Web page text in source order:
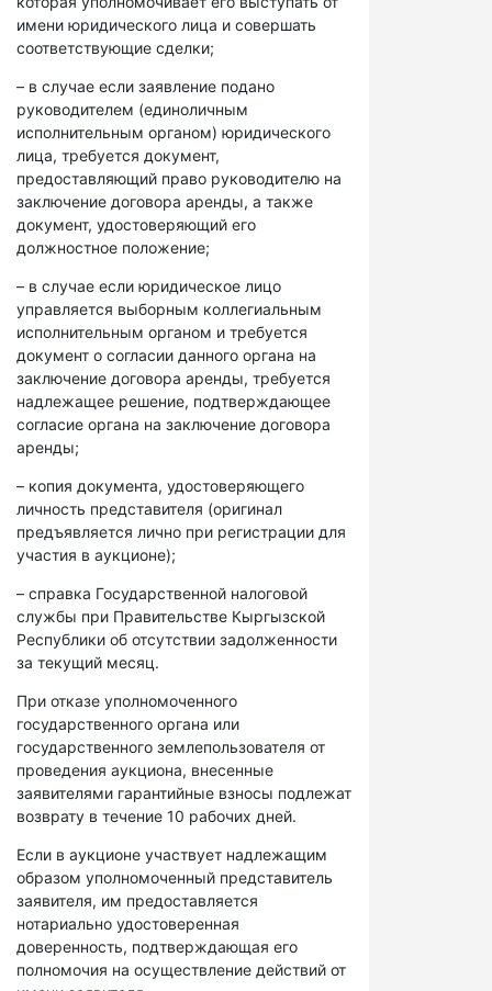
имени юридического лица и совершать
соответствующие сделки;
– в случае если заявление подано
руководителем (единоличным
исполнительным органом) юридического
лица, требуется документ,
предоставляющий право руководителю на
заключение договора аренды, а также
документ, удостоверяющий его
должностное положение;
– в случае если юридическое лицо
управляется выборным коллегиальным
исполнительным органом и требуется
документ о согласии данного органа на
заключение договора аренды, требуется
надлежащее решение, подтверждающее
согласие органа на заключение договора
аренды;
– копия документа, удостоверяющего
личность представителя (оригинал
предъявляется лично при регистрации для
участия в аукционе);
– справка Государственной налоговой
службы при Правительстве Кыргызской
Республики об отсутствии задолженности
за текущий месяц.
При отказе уполномоченного
государственного органа или
государственного землепользователя от
проведения аукциона, внесенные
заявителями гарантийные взносы подлежат
возврату в течение 10 рабочих дней.
Если в аукционе участвует надлежащим
образом уполномоченный представитель
заявителя, им предоставляется
нотариально удостоверенная
доверенность, подтверждающая его
полномочия на осуществление действий от